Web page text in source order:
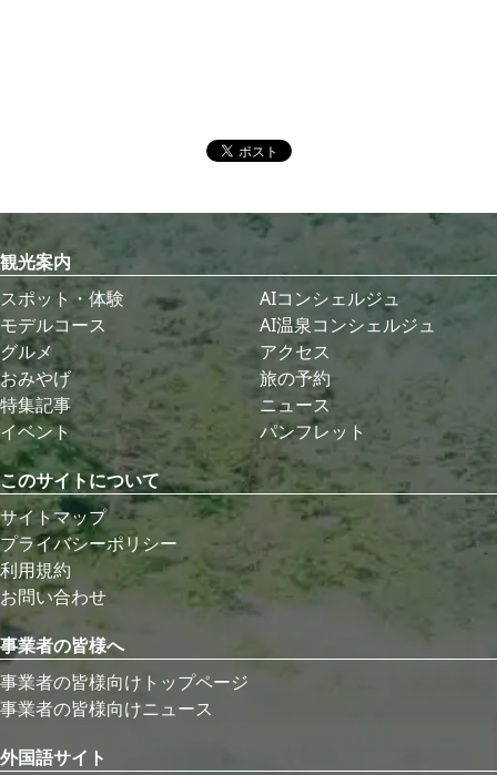
観光案内
スポット・体験
モデルコース
グルメ
おみやげ
特集記事
イベント
AIコンシェルジュ
AI温泉コンシェルジュ
アクセス
旅の予約
ニュース
パンフレット
このサイトについて
サイトマップ
プライバシーポリシー
利用規約
お問い合わせ
事業者の皆様へ
事業者の皆様向けトップページ
事業者の皆様向けニュース
外国語サイト